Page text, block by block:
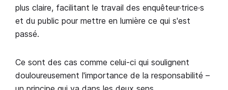
plus claire, facilitant le travail des enquêteur·trice·s
et du public pour mettre en lumière ce qui s'est
passé.
Ce sont des cas comme celui-ci qui soulignent
douloureusement l'importance de la responsabilité –